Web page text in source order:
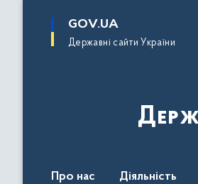
основного
GOV.UA
Державні сайти України
Про нас Діяльність